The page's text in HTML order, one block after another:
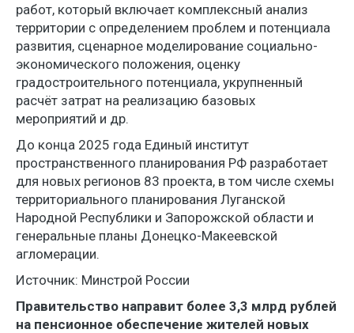
работ, который включает комплексный анализ
территории с определением проблем и потенциала
развития, сценарное моделирование социально-
экономического положения, оценку
градостроительного потенциала, укрупненный
расчёт затрат на реализацию базовых
мероприятий и др.
До конца 2025 года Единый институт
пространственного планирования РФ разработает
для новых регионов 83 проекта, в том числе схемы
территориального планирования Луганской
Народной Республики и Запорожской области и
генеральные планы Донецко-Макеевской
агломерации.
Источник: Минстрой России
Правительство направит более 3,3 млрд рублей
на пенсионное обеспечение жителей новых